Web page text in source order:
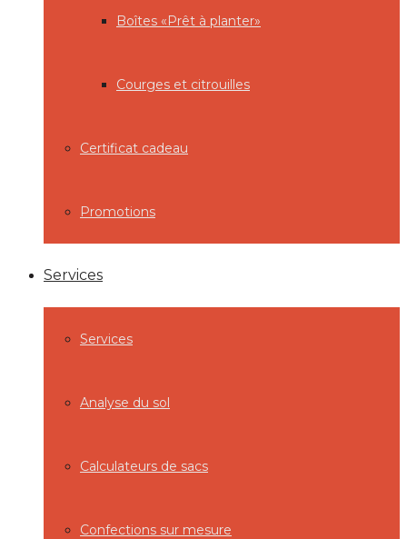
Boîtes «Prêt à planter»
Courges et citrouilles
Certificat cadeau
Promotions
Services
Services
Analyse du sol
Calculateurs de sacs
Confections sur mesure